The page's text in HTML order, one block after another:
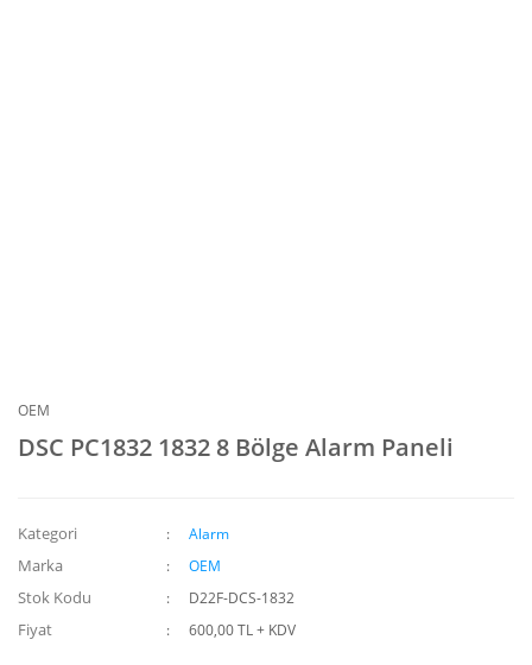
OEM
DSC PC1832 1832 8 Bölge Alarm Paneli
Kategori Alarm
Marka OEM
Stok Kodu D22F-DCS-1832
Fiyat 600,00 TL + KDV